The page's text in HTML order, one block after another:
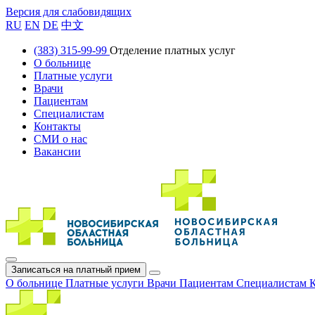
Версия для слабовидящих
RU EN DE 中文
(383) 315-99-99 Отделение платных услуг
О больнице
Платные услуги
Врачи
Пациентам
Специалистам
Контакты
СМИ о нас
Вакансии
Записаться на платный прием
О больнице Платные услуги Врачи Пациентам Специалистам